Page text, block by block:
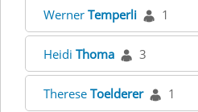
Werner Temperli 1
Heidi Thoma 3
Therese Toelderer 1